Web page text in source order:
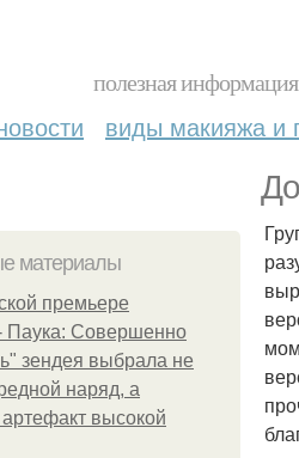
полезная
виды макияжа и
материалы
премьере
Паука: Совершенно
зендея выбрала не
наряд, а
высокой